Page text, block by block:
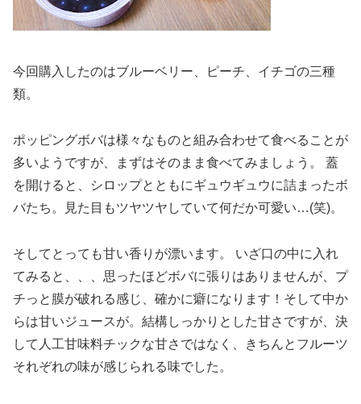
今回購入したのはブルーベリー、ピーチ、イチゴの三種
類。
ポッピングボバは様々なものと組み合わせて食べることが
多いようですが、まずはそのまま食べてみましょう。 蓋
を開けると、シロップとともにギュウギュウに詰まったボ
バたち。見た目もツヤツヤしていて何だか可愛い…(笑)。
そしてとっても甘い香りが漂います。 いざ口の中に入れ
てみると、、、思ったほどボバに張りはありませんが、プ
チっと膜が破れる感じ、確かに癖になります！そして中か
らは甘いジュースが。結構しっかりとした甘さですが、決
して人工甘味料チックな甘さではなく、きちんとフルーツ
それぞれの味が感じられる味でした。